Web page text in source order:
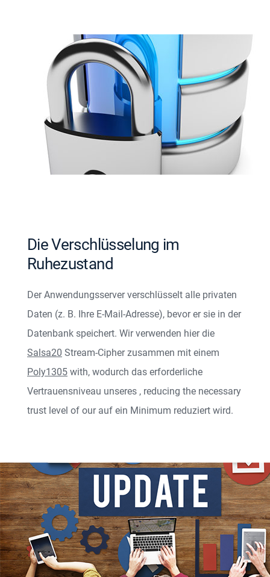
Die Verschlüsselung im
Ruhezustand
Der Anwendungsserver verschlüsselt alle privaten
Daten (z. B. Ihre E-Mail-Adresse), bevor er sie in der
Datenbank speichert. Wir verwenden hier die
Salsa20 Stream-Cipher zusammen mit einem
Poly1305 with, wodurch das erforderliche
Vertrauensniveau unseres , reducing the necessary
trust level of ourauf ein Minimum reduziert wird.